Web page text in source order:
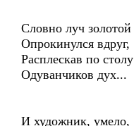
Словно луч золотой
Опрокинулся вдруг,
Расплескав по столу
Одуванчиков дух...
И художник, умело,